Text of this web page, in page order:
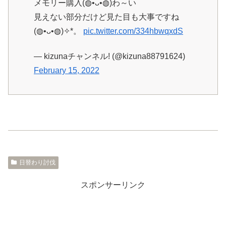
メモリー購入(◍•ᴗ•◍)わ～い
見えない部分だけど見た目も大事ですね
(◍•ᴗ•◍)✧*。 pic.twitter.com/334hbwqxdS
— kizunaチャンネル! (@kizuna88791624)
February 15, 2022
日替わり討伐
スポンサーリンク